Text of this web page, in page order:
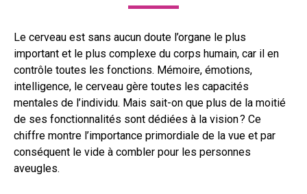
Le cerveau est sans aucun doute l’organe le plus
important et le plus complexe du corps humain, car il en
contrôle toutes les fonctions. Mémoire, émotions,
intelligence, le cerveau gère toutes les capacités
mentales de l’individu. Mais sait-on que plus de la moitié
de ses fonctionnalités sont dédiées à la vision ? Ce
chiffre montre l’importance primordiale de la vue et par
conséquent le vide à combler pour les personnes
aveugles.